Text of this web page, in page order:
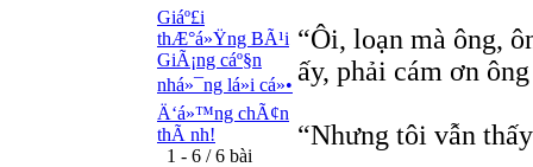
Giáº£i
thÆ°á»Ÿng BÃ¹i
GiÃ¡ng cáº§n
nhá»¯ng lá»i cá»•
Ä‘á»™ng chÃ¢n
thÃ nh!
1 - 6 / 6 bài
“Ôi, loạn mà ông,
ấy, phải cám ơn
“Nhưng tôi vẫn